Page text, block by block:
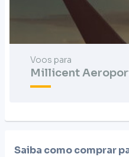
Voos para
Millicent
Saiba como comprar